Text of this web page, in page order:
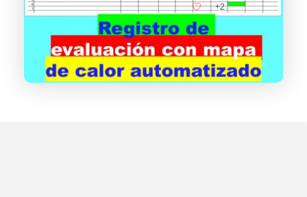
+2